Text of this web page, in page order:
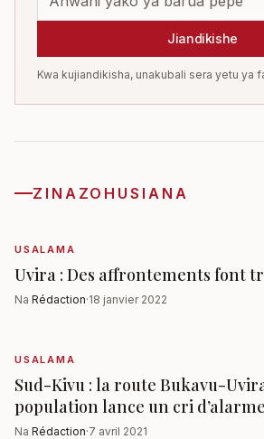
Jiandikishe
Kwa kujiandikisha, unakubali sera yetu ya
ZINAZOHUSIANA
USALAMA
Uvira : Des affrontements font
Na Rédaction·18 janvier 2022
USALAMA
Sud-Kivu : la route Bukavu-
population lance un cri d’alarme
Na Rédaction·7 avril 2021